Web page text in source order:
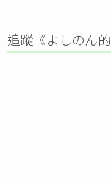
追蹤《よしのん